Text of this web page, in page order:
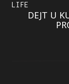
LIFE
DEJT U